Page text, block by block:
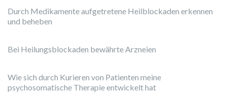
Durch Medikamente aufgetretene Heilblockaden erkennen
und beheben
Bei Heilungsblockaden bewährte Arzneien
Wie sich durch Kurieren von Patienten meine
psychosomatische Therapie entwickelt hat